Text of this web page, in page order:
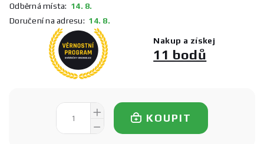
Odběrná místa: 14. 8.
Doručení na adresu: 14. 8.
Nakup a získej
11 bodů
KOUPIT